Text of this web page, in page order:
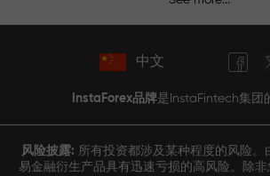
中文
InstaForex品牌是InstaFintech集团
风险披露: 所有投资都涉及某种程度的风险。
易金融衍生产品具有迅速亏损的高风险。除